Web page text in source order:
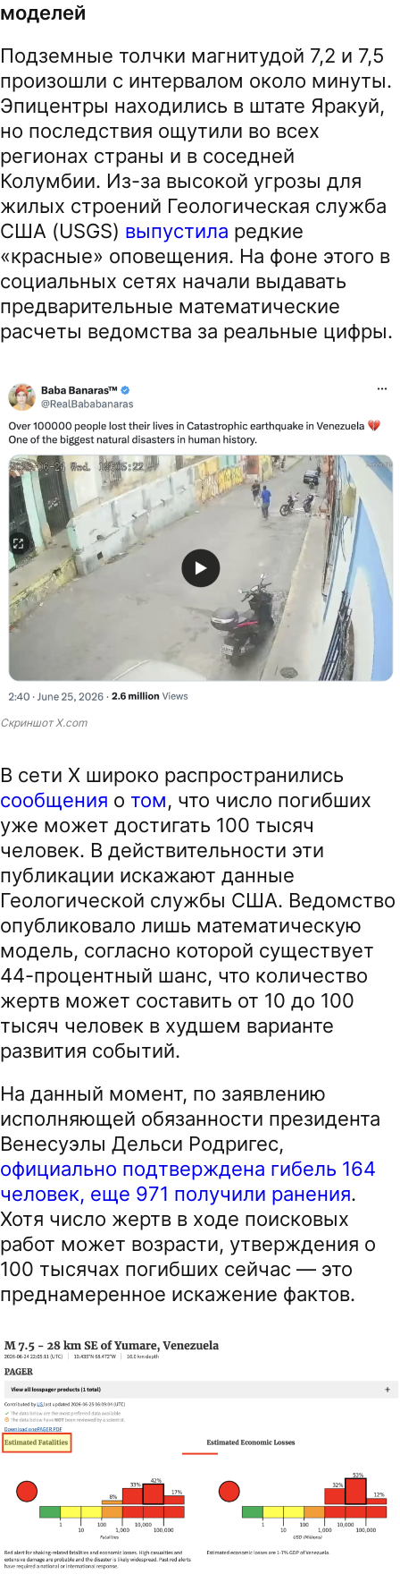
моделей
Подземные толчки магнитудой 7,2 и 7,5
произошли с интервалом около минуты.
Эпицентры находились в штате Яракуй,
но последствия ощутили во всех
регионах страны и в соседней
Колумбии. Из-за высокой угрозы для
жилых строений Геологическая служба
США (USGS) выпустила редкие
«красные» оповещения. На фоне этого в
социальных сетях начали выдавать
предварительные математические
расчеты ведомства за реальные цифры.
Скриншот X.com
В сети X широко распространились
сообщения о том, что число погибших
уже может достигать 100 тысяч
человек. В действительности эти
публикации искажают данные
Геологической службы США. Ведомство
опубликовало лишь математическую
модель, согласно которой существует
44-процентный шанс, что количество
жертв может составить от 10 до 100
тысяч человек в худшем варианте
развития событий.
На данный момент, по заявлению
исполняющей обязанности президента
Венесуэлы Дельси Родригес,
официально подтверждена гибель 164
человек, еще 971 получили ранения.
Хотя число жертв в ходе поисковых
работ может возрасти, утверждения о
100 тысячах погибших сейчас — это
преднамеренное искажение фактов.